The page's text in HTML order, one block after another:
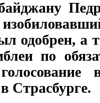
одобрен, а
по
Страсбурге.